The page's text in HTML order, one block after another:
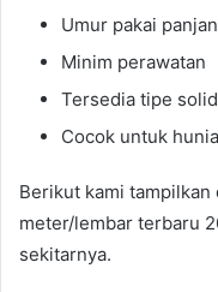
Umur pakai
Minim perawatan
Tersedia tipe
Cocok untuk
Berikut kami
meter/lembar terbaru
sekitarnya.